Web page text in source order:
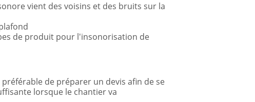
vient des voisins et des bruits sur la
de produit pour l'insonorisation de
préférable de préparer un devis afin de se
lorsque le chantier va